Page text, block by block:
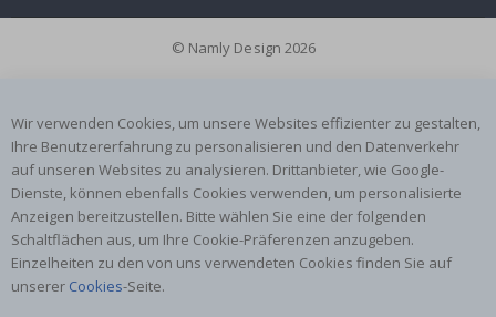
© Namly Design 2026
Wir verwenden Cookies, um unsere Websites effizienter zu gestalten,
Ihre Benutzererfahrung zu personalisieren und den Datenverkehr
auf unseren Websites zu analysieren. Drittanbieter, wie Google-
Dienste, können ebenfalls Cookies verwenden, um personalisierte
Anzeigen bereitzustellen. Bitte wählen Sie eine der folgenden
Schaltflächen aus, um Ihre Cookie-Präferenzen anzugeben.
Einzelheiten zu den von uns verwendeten Cookies finden Sie auf
unserer Cookies-Seite.